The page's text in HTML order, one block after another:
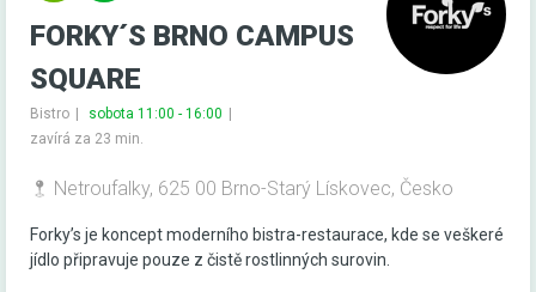
FORKY´S BRNO CAMPUS
SQUARE
Bistro
sobota 11:00 - 16:00
zavírá za 23 min.
Netroufalky, 625 00 Brno-Starý Lískovec, Česko
Forky’s je koncept moderního bistra-restaurace, kde se veškeré
jídlo připravuje pouze z čistě rostlinných surovin.